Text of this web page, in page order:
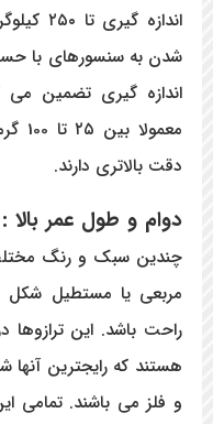
اندازه
شدن به سنسورهای با
اندازه گیری تضمین
دقت بالاتری دارند.
دوام و طول عمر بالا :
چندین سبک و رنگ
مربعی یا مستطیل شکل
راحت باشد. این
هستند که رایجترین
و فلز می باشند. تمامی